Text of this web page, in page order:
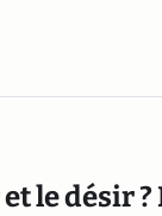
le désir ?